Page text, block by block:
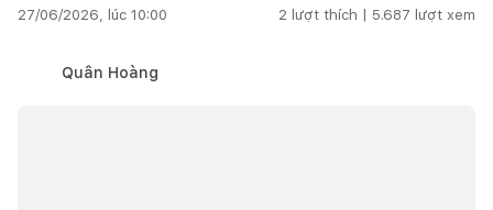
27/06/2026, lúc 10:00 2 lượt thích | 5.687 lượt xem
Quân Hoàng